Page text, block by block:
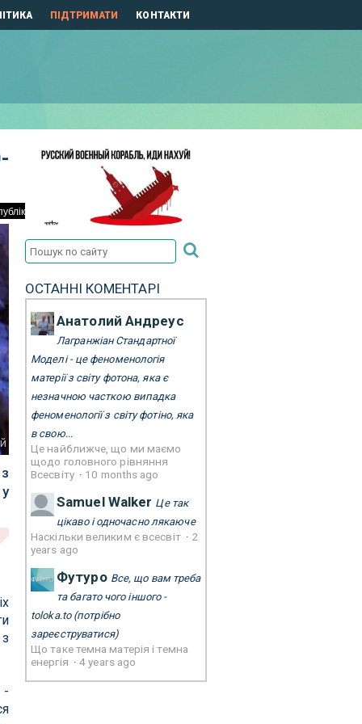
ПІДТРИМАТИ КОНТАКТИ
-
ОСТАННІ КОМЕНТАРІ
Анатолий Андреус
Лагранжіан Стандартної
Моделі - це феноменологія
матерії з світу фотона, яка є
незначною часткою випадка
феноменології з світу фотіно, яка
в свою...
Це найближче, що ми маємо
щодо головного рівняння
Всесвіту · 10 months ago
Samuel Walker Це так
цікаво і одночасно лякаюче
Наскільки великим є всесвіт · 2
years ago
Футуро Все, що вам треба
та багато чого іншого -
toloka.to(потрібно
зареєструватися)
Що таке темна матерія і темна
енергія ·4 years ago